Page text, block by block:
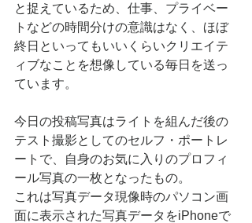
と捉えているため、仕事、プライベー
トなどの時間分けの意識はなく、ほぼ
終日といってもいいくらいクリエイテ
ィブなことを想像している毎日を送っ
ています。
今日の投稿写真はライトを組んだ後の
テスト撮影としてのセルフ・ポートレ
ートで、自身のお気に入りのプロフィ
ール写真の一枚となったもの。
これは写真データ現像時のパソコン画
面に表示された写真データをiPhoneで